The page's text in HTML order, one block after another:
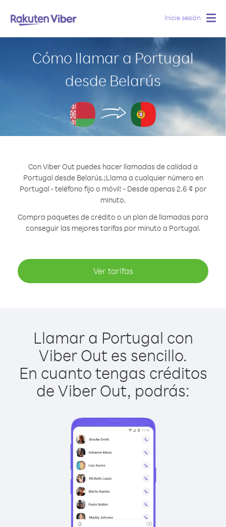
Inicie sesión
Cómo llamar a Portugal
desde Belarús
Con Viber Out puedes hacer llamadas de calidad a
Portugal desde Belarús.¡Llama a cualquier número en
Portugal - teléfono fijo o móvil! - Desde apenas 2.6 ¢ por
minuto.
Compra paquetes de crédito o un plan de llamadas para
conseguir las mejores tarifas por minuto a Portugal.
Ver tarifas
Llamar a Portugal con
Viber Out es sencillo.
En cuanto tengas créditos
de Viber Out, podrás: